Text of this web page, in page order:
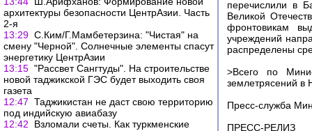
архитектуры безопасности ЦентрАзии. Часть
2-я
13:29 С.Ким/Г.Мамбетерзина: "Чистая" на
смену "Черной". Солнечные элементы спасут
энергетику ЦентрАзии
13:15 "Рассвет Сангтуды". На строительстве
новой таджикской ГЭС будет выходить своя
газета
12:47 Таджикистан не даст свою территорию
под индийскую авиабазу
12:42
Взломали счеты. Как туркменские
перечислили в
Великой
фронтовикам
учреждений
распределены
>Всего по
землетрясений в
Пресс-служба
ПРЕСС-РЕЛИЗ